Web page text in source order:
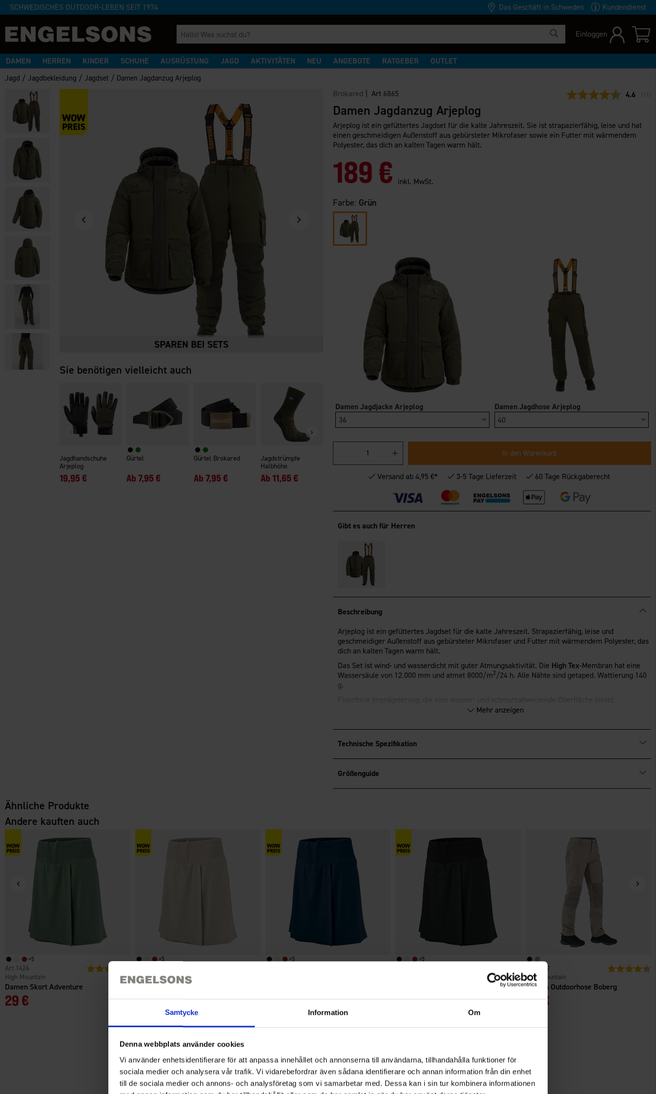
Samtycke Information Om
Denna webbplats använder cookies
Vi använder enhetsidentifierare för att anpassa innehållet och annonserna till användarna, tillhandahålla funktioner för
sociala medier och analysera vår trafik. Vi vidarebefordrar även sådana identifierare och annan information från din enhet
till de sociala medier och annons- och analysföretag som vi samarbetar med. Dessa kan i sin tur kombinera informationen
SCHWEDISCHES OUTDOOR-LEBEN SEIT 1974 Das Geschäft in Schweden Kundendienst
Einloggen
DAMEN HERREN KINDER SCHUHE AUSRÜSTUNG JAGD AKTIVITÄTEN NEU ANGEBOTE RATGEBER OUTLET
Jagd /Jagdbekleidung /Jagdset / Damen Jagdanzug Arjeplog
Sie benötigen vielleicht auch
Jagdhandschuhe
Arjeplog
19,95 €
Gürtel
Ab7,95 €
Gürtel Brokared
Ab 7,95 €
Jagdstrümpfe
Halbhöhe
Ab11,65 €
OrganoTex BioCare
Sport Textile Wash
14,95 €
OrganoTex Wash-In
Textile Waterproofing
OrganoTex Garment
Care Kit
Brokared | Art 6865 4.6 (
Damen Jagdanzug Arjeplog
Arjeplog ist ein gefüttertes Jagdset für die kalte Jahreszeit. Sie ist strapazierfähig, leise und hat
einen geschmeidigen Außenstoff aus gebürsteter Mikrofaser sowie ein Futter mit wärmendem
Polyester, das dich an kalten Tagen warm hält.
189 € inkl. MwSt.
Farbe: Grün
Damen Jagdjacke Arjeplog
36
Damen Jagdhose Arjeplog
40
In den Warenkorb
Versand ab 4,95 €* 3-5 Tage Lieferzeit 60 Tage Rückgaberecht
Gibt es auch für Herren
Beschreibung
Arjeplog ist ein gefüttertes Jagdset für die kalte Jahreszeit. Strapazierfähig, leise und
geschmeidiger Außenstoff aus gebürsteter Mikrofaser und Futter mit wärmendem Polyester, das
dich an kalten Tagen warm hält.
Das Set ist wind- und wasserdicht mit guter Atmungsaktivität. Die High Tex-Membran hat eine
Wassersäule von 12.000 mm und atmet 8000/m2/24 h. Alle Nähte sind getaped. Wattierung 140
g.
Jagdjacke Arjeplog
Zweiwege-
YKK
-Reißverschluss mit schützendem Windfang. Robuste Fronttaschen mit Balg,
Reißverschluss und Klappe. Radiotaschen mit nach außen gerichteten Reißverschlüssen und
Antennenverschluss. Auf der Rückseite der Jacke befindet sich eine durchgehende Rückentasche
Napoleon-Tasche. Verstellbar in der Taille, am Saum und an den Ärmelabschlüssen. Die
verstellbare Kapuze ist abnehmbar.
verstellbare Hosenträger, die abnehmbar sind, und der Rücken ist für besten Komfort erhöht. Die
Hosenbeine sind vorgeformt und am Saum verstellbar. Der Bund hat ein Antirutschband sowie
einen
-Reißverschluss und Druckknopf in der Taille.
Mehr anzeigen
Technische Spezifikation
Größenguide
Ähnliche Produkte
Andere kauften auch
+5
Damen Skort Adventure
High Mountain
1426
29 €
Bewertung:
+5
Damen Skort Adventure
High Mountain
29 €
+5
29 €
+5
29 €
4.7 von 5 Sternen
Damen Outdoorhose Boberg
High Mountain
6732
39 €
Bewertung:
4.6
Bewertung: